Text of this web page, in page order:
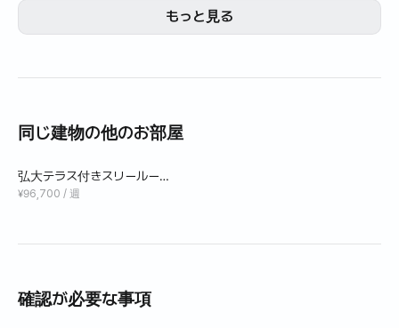
- ベッドルーム3室、バスルーム兼トイレ1室、トイレ1室、
キッチン
- エアコンの配置とリビングルームの大型エアコンの配置
チェックインとチェックアウトはセルフです。
チェックインは4時チェックアウトは下記設定上30分単位
に設定する区間がないので11時に設定したが10.30分です～
アウトが可能です〜事前にお問い合わせいただきありがと
もっと見る
同じ建物の他のお部屋
弘大テラス付きスリールーム
2階単独住宅＃ペット可
¥96,700 / 週
確認が必要な事項